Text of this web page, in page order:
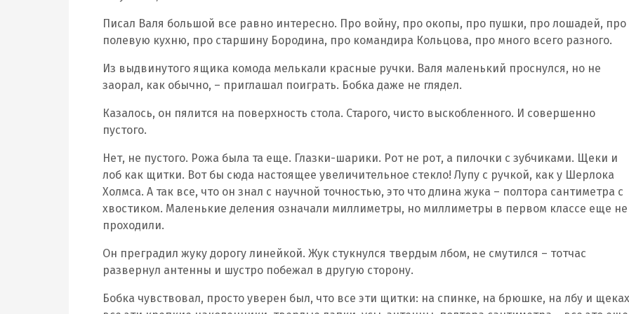
Писал Валя большой все равно интересно. Про войну, про окопы, про пушки, про лошадей, про
полевую кухню, про старшину Бородина, про командира Кольцова, про много всего разного.
Из выдвинутого ящика комода мелькали красные ручки. Валя маленький проснулся, но не
заорал, как обычно, – приглашал поиграть. Бобка даже не глядел.
Казалось, он пялится на поверхность стола. Старого, чисто выскобленного. И совершенно
пустого.
Нет, не пустого. Рожа была та еще. Глазки-шарики. Рот не рот, а пилочки с зубчиками. Щеки и
лоб как щитки. Вот бы сюда настоящее увеличительное стекло! Лупу с ручкой, как у Шерлока
Холмса. А так все, что он знал с научной точностью, это что длина жука – полтора сантиметра с
хвостиком. Маленькие деления означали миллиметры, но миллиметры в первом классе еще не
проходили.
Он преградил жуку дорогу линейкой. Жук стукнулся твердым лбом, не смутился – тотчас
развернул антенны и шустро побежал в другую сторону.
Бобка чувствовал, просто уверен был, что все эти щитки: на спинке, на брюшке, на лбу и